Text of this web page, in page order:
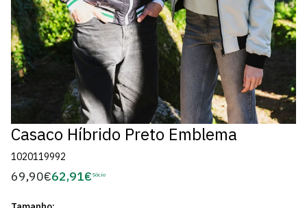
Casaco Híbrido Preto Emblema
1020119992
Preço
69,90€Preço
62,91€ Sócio